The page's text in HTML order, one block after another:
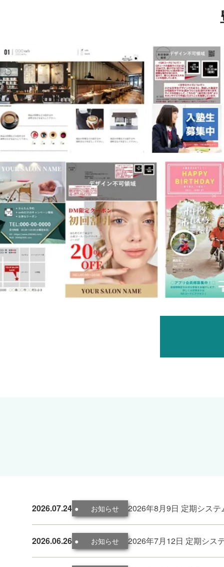
2026.07.24 お知らせ 2026年8月9日 定期シス
2026.06.26 お知らせ 2026年7月12日 定期シス